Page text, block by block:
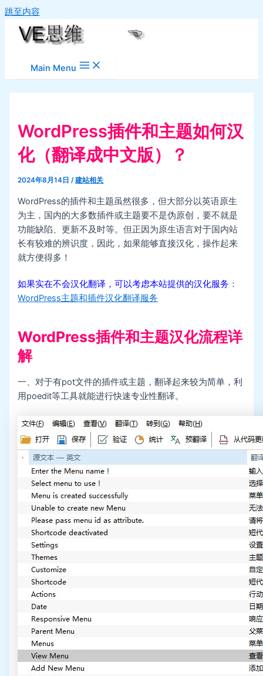
跳至内容
Main Menu
WordPress插件和主题如何汉
化（翻译成中文版）？
2024年8月14日/建站相关
WordPress的插件和主题虽然很多，但大部分以英语原生
为主，国内的大多数插件或主题要不是伪原创，要不就是
功能缺陷、更新不及时等。但正因为原生语言对于国内站
长有较难的辨识度，因此，如果能够直接汉化，操作起来
就方便得多！
如果实在不会汉化翻译，可以考虑本站提供的汉化服务 ：
WordPress主题和插件汉化翻译服务
WordPress插件和主题汉化流程详
解
一、对于有pot文件的插件或主题，翻译起来较为简单，利
用poedit等工具就能进行快速专业性翻译。